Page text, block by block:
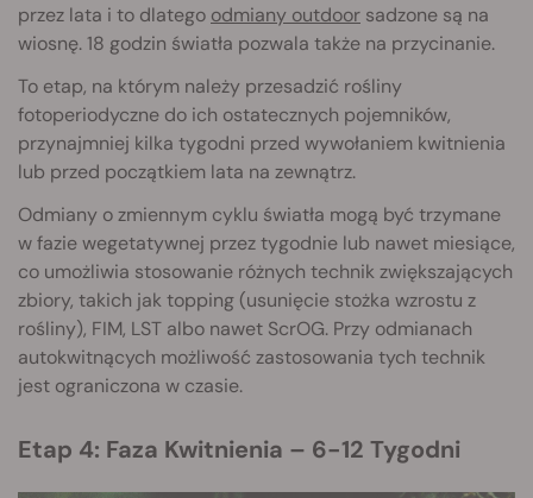
przez lata i to dlatego odmiany outdoor sadzone są na
wiosnę. 18 godzin światła pozwala także na przycinanie.
To etap, na którym należy przesadzić rośliny
fotoperiodyczne do ich ostatecznych pojemników,
przynajmniej kilka tygodni przed wywołaniem kwitnienia
lub przed początkiem lata na zewnątrz.
Odmiany o zmiennym cyklu światła mogą być trzymane
w fazie wegetatywnej przez tygodnie lub nawet miesiące,
co umożliwia stosowanie różnych technik zwiększających
zbiory, takich jak topping (usunięcie stożka wzrostu z
rośliny), FIM, LST albo nawet ScrOG. Przy odmianach
autokwitnących możliwość zastosowania tych technik
jest ograniczona w czasie.
Etap 4: Faza Kwitnienia – 6-12 Tygodni